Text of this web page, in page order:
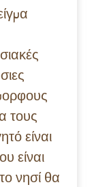
τους
είναι
είναι
νησί θα